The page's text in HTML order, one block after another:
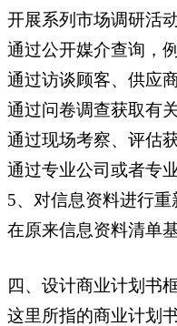
开展系列市场调研活
通过公开媒介查询，
通过访谈顾客、供应
通过问卷调查获取有
通过现场考察、评估
通过专业公司或者专
5、对信息资料进行重
在原来信息资料清单
四、设计商业计划书
这里所指的商业计划